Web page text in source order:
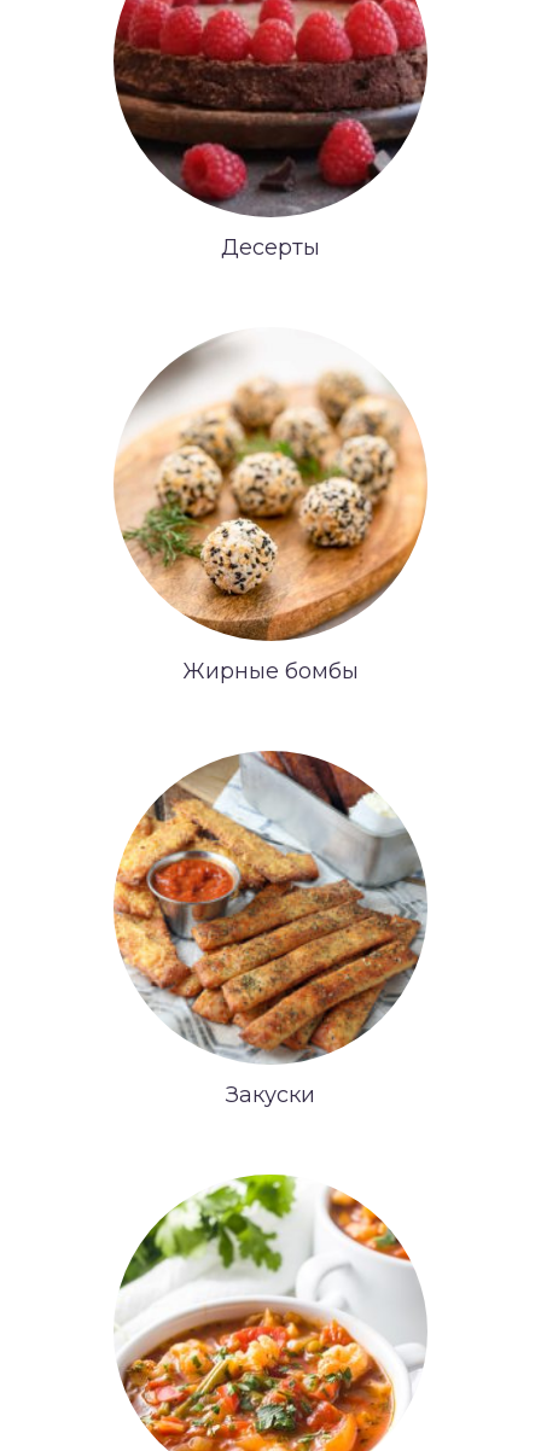
Десерты
Жирные бомбы
Закуски